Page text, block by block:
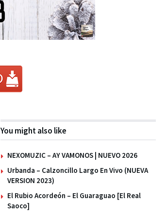
You might also like
NEXOMUZIC – AY VAMONOS | NUEVO 2026
Urbanda – Calzoncillo Largo En Vivo (NUEVA
VERSION 2023)
El Rubio Acordeón – El Guaraguao [El Real
Saoco]